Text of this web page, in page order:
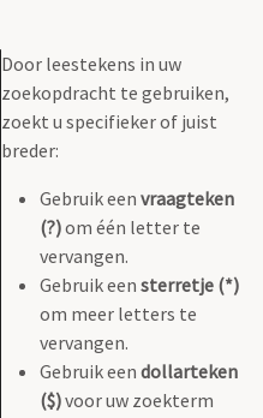
Door leestekens in uw
zoekopdracht te gebruiken,
zoekt u specifieker of juist
breder:
Gebruik een vraagteken
(?)om één letter te
vervangen.
Gebruik een sterretje (*)
om meer letters te
vervangen.
Gebruik een dollarteken
($)voor uw zoekterm